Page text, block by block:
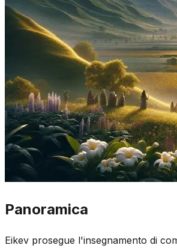
Panoramica
Eikev prosegue l'insegnamento di